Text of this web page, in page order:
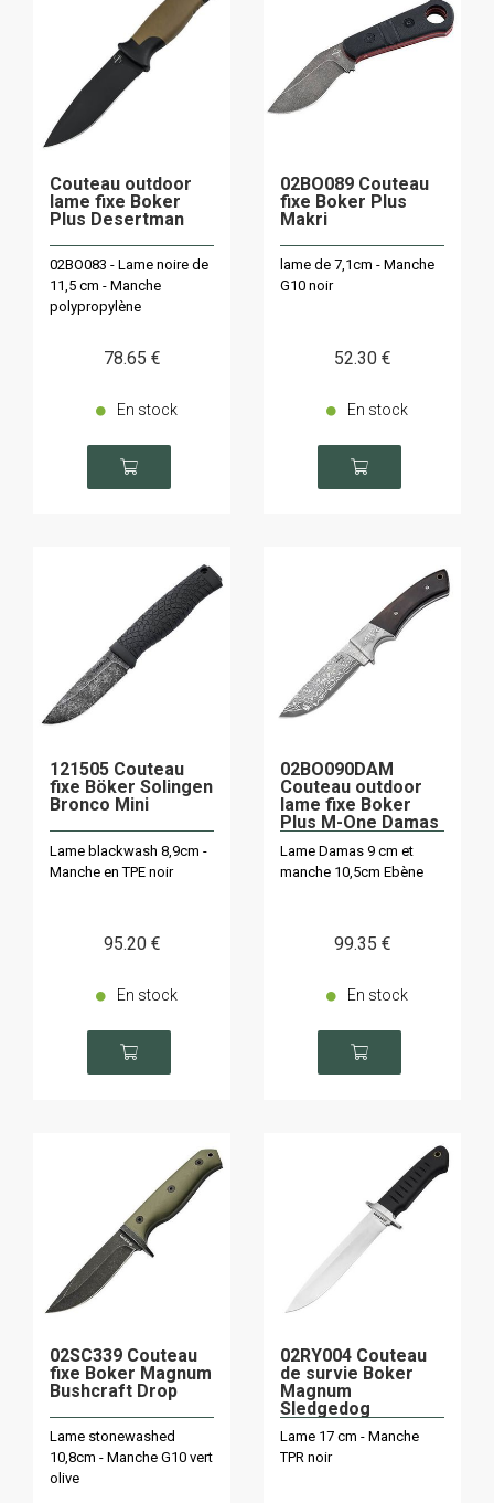
Couteau outdoor
lame fixe Boker
Plus Desertman
02BO083 - Lame noire de
11,5 cm - Manche
polypropylène
78.65 €
En stock
02BO089 Couteau
fixe Boker Plus
Makri
lame de 7,1cm - Manche
G10 noir
52.30 €
En stock
121505 Couteau
fixe Böker Solingen
Bronco Mini
Lame blackwash 8,9cm -
Manche en TPE noir
95.20 €
En stock
02BO090DAM
Couteau outdoor
lame fixe Boker
Plus M-One Damas
Lame Damas 9 cm et
manche 10,5cm Ebène
99.35 €
En stock
02SC339 Couteau
fixe Boker Magnum
Bushcraft Drop
Lame stonewashed
10,8cm - Manche G10 vert
olive
02RY004 Couteau
de survie Boker
Magnum
Sledgedog
Lame 17 cm - Manche
TPR noir